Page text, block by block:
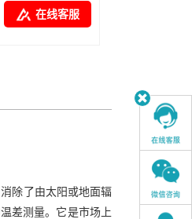
在线客服
除了由太阳或地面辐
差测量。它是市场上